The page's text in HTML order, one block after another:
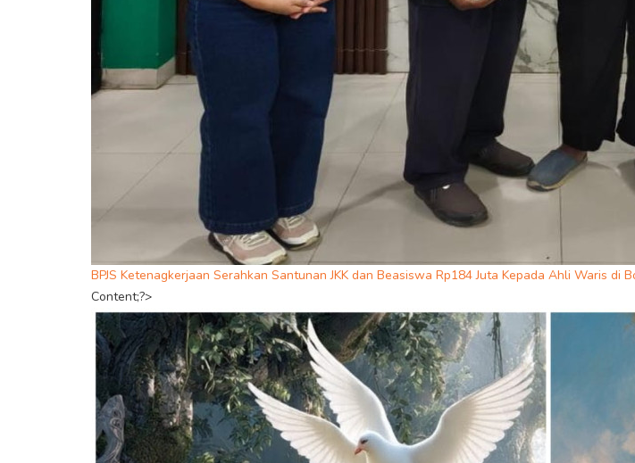
BPJS Ketenagkerjaan Serahkan Santunan JKK dan Beasiswa Rp184 Juta Kepada Ahli Waris di
Content;?>